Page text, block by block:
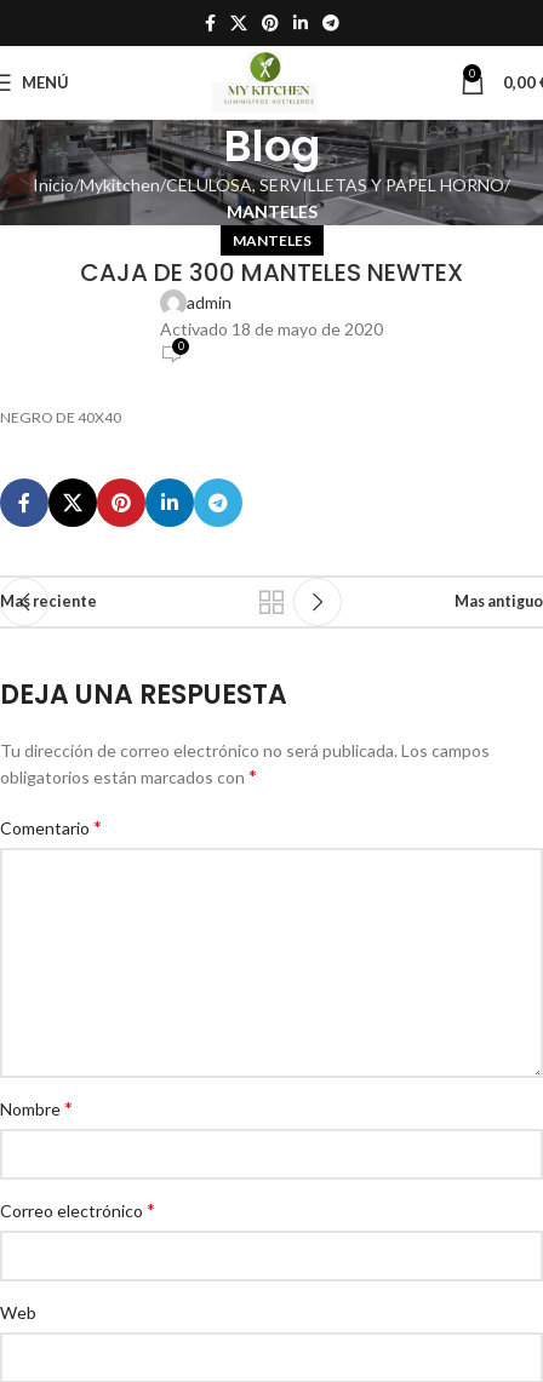
MENÚ 0 0,00
Blog
Inicio Mykitchen CELULOSA, SERVILLETAS Y PAPEL HORNO
MANTELES
MANTELES
CAJA DE 300 MANTELES NEWTEX
admin
Activado 18 de mayo de 2020
0
NEGRO DE 40X40
Mas reciente Mas antiguo
DEJA UNA RESPUESTA
Tu dirección de correo electrónico no será publicada. Los campos
obligatorios están marcados con *
Comentario *
Nombre*
Correo electrónico *
Web